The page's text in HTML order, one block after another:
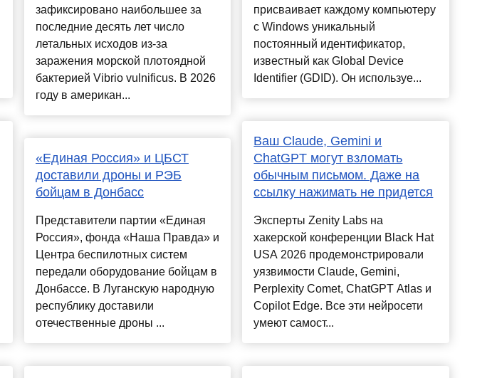
зафиксировано наибольшее за
последние десять лет число
летальных исходов из-за
заражения морской плотоядной
бактерией Vibrio vulnificus. В 2026
году в американ...
«Единая Россия» и ЦБСТ
доставили дроны и РЭБ
бойцам в Донбасс
Представители партии «Единая
Россия», фонда «Наша Правда» и
Центра беспилотных систем
передали оборудование бойцам в
Донбассе. В Луганскую народную
республику доставили
отечественные дроны ...
присваивает каждому компьютеру
с Windows уникальный
постоянный идентификатор,
известный как Global Device
Identifier (GDID). Он используе...
Ваш Claude, Gemini и
ChatGPT могут взломать
обычным письмом. Даже на
ссылку нажимать не придется
Эксперты Zenity Labs на
хакерской конференции Black Hat
USA 2026 продемонстрировали
уязвимости Claude, Gemini,
Perplexity Comet, ChatGPT Atlas и
Copilot Edge. Все эти нейросети
умеют самост...